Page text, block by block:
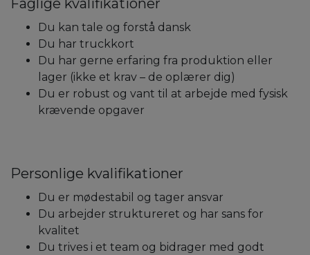
Faglige kvalifikationer
Du kan tale og forstå dansk
Du har truckkort
Du har gerne erfaring fra produktion eller
lager (ikke et krav – de oplærer dig)
Du er robust og vant til at arbejde med fysisk
krævende opgaver
Personlige kvalifikationer
Du er mødestabil og tager ansvar
Du arbejder struktureret og har sans for
kvalitet
Du trives i et team og bidrager med godt